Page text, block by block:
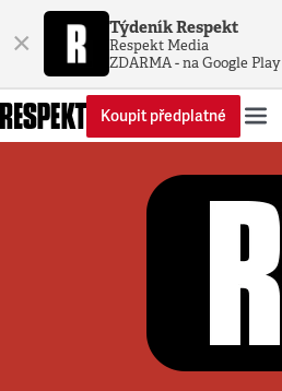
× Týdeník Respekt
Respekt Media
ZDARMA - na Google Play
Koupit předplatné